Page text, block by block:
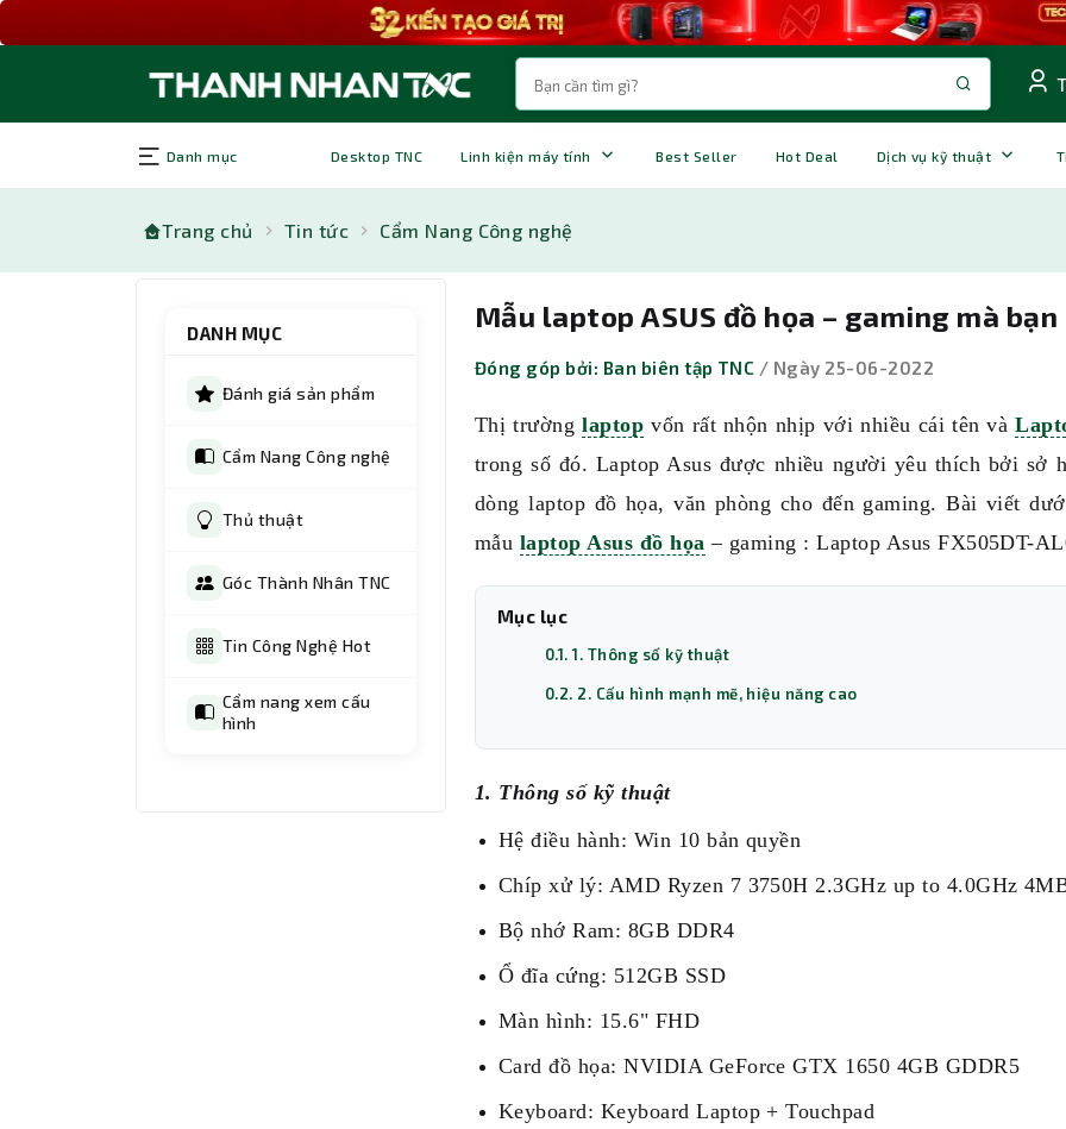
Danh mục Desktop TNC Linh kiện máy tính Best Seller Hot Deal Dịch vụ kỹ thuật
Trang chủ Tin tức Cẩm Nang Công nghệ
DANH MỤC
Đánh giá sản phẩm
Cẩm Nang Công nghệ
Thủ thuật
Góc Thành Nhân TNC
Tin Công Nghệ Hot
Cẩm nang xem cấu
hình
Mẫu laptop ASUS đồ họa – gaming mà
Đóng góp bởi: Ban biên tập TNC / Ngày 25-06-2022
Thị trườnglaptop vốn rất nhộn nhịp với nhiều cái tên và
trong số đó. Laptop Asus được nhiều người yêu thích bởi sở
dòng laptop đồ họa, văn phòng cho đến gaming. Bài viết
mẫu laptop Asus đồ họa – gaming : Laptop Asus FX505DT-
Mục lục
0.1. 1. Thông số kỹ thuật
0.2. 2. Cấu hình mạnh mẽ, hiệu năng cao
1. Thông số kỹ thuật
Hệ điều hành: Win 10 bản quyền
Chíp xử lý: AMD Ryzen 7 3750H 2.3GHz up to 4.0GHz
Bộ nhớ Ram: 8GB DDR4
Ổ đĩa cứng: 512GB SSD
Màn hình: 15.6" FHD
Card đồ họa: NVIDIA GeForce GTX 1650 4GB GDDR5
Keyboard: Keyboard Laptop + Touchpad